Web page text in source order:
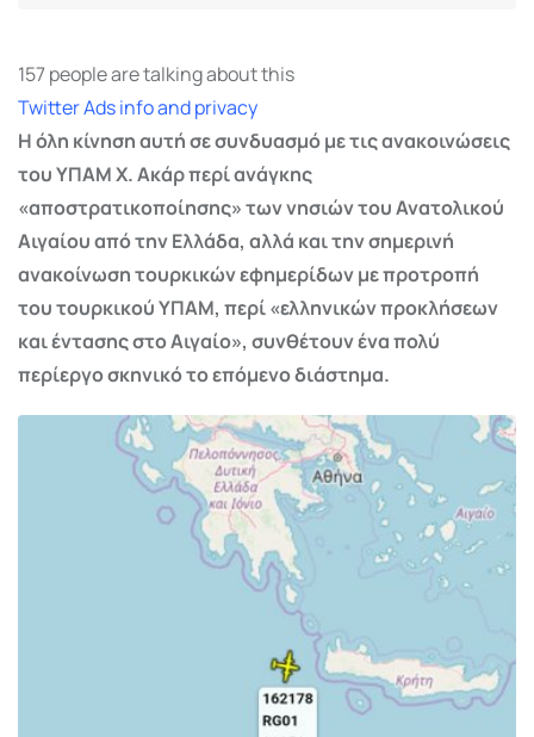
157 people are talking about this
Twitter Ads info and privacy
Η όλη κίνηση αυτή σε συνδυασμό με τις ανακοινώσεις
του ΥΠΑΜ Χ. Ακάρ περί ανάγκης
«αποστρατικοποίησης» των νησιών του Ανατολικού
Αιγαίου από την Ελλάδα, αλλά και την σημερινή
ανακοίνωση τουρκικών εφημερίδων με προτροπή
του τουρκικού ΥΠΑΜ, περί «ελληνικών προκλήσεων
και έντασης στο Αιγαίο», συνθέτουν ένα πολύ
περίεργο σκηνικό το επόμενο διάστημα.